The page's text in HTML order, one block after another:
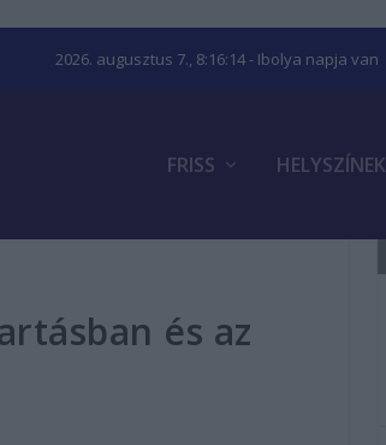
2026. augusztus 7., 8:16:14- Ibolya napja van
FRISS HELYSZÍNEK
és az